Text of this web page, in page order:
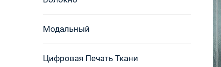
Модальный
Цифровая Печать Ткани